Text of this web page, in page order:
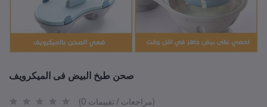
صحن طبخ البيض فى الميكرويف
(0 مراجعات / تقييمات)